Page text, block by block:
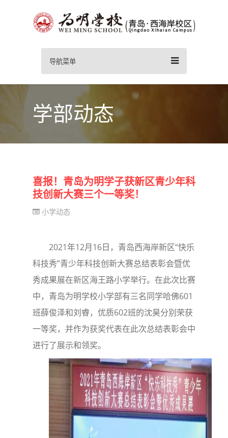
导航菜单
学部动态
喜报！青岛为明学子获新区青少年科
技创新大赛三个一等奖！
小学动态
2021年12月16日，青岛西海岸新区“快乐
科技秀”青少年科技创新大赛总结表彰会暨优
秀成果展在新区海王路小学举行。在此次比赛
中，青岛为明学校小学部有三名同学哈佛601
班薛俊泽和刘睿，优质602班的沈昊分别荣获
一等奖，并作为获奖代表在此次总结表彰会中
进行了展示和领奖。